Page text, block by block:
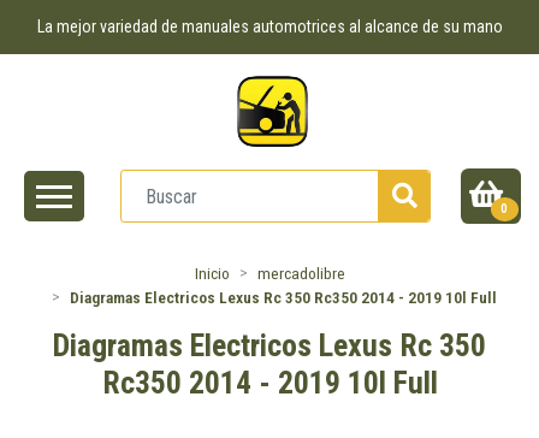
La mejor variedad de manuales automotrices al alcance de su mano
0
Inicio
mercadolibre
Diagramas Electricos Lexus Rc 350 Rc350 2014 - 2019 10l Full
Diagramas Electricos Lexus Rc 350
Rc350 2014 - 2019 10l Full